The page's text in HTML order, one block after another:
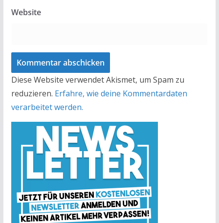
Website
Diese Website verwendet Akismet, um Spam zu
reduzieren. Erfahre, wie deine Kommentardaten
verarbeitet werden.